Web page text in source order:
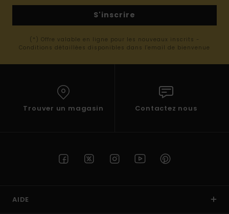
S'inscrire
(*) Offre valable en ligne pour les nouveaux inscrits -
Conditions détaillées disponibles dans l'email de bienvenue
Trouver un magasin Contactez nous
AIDE